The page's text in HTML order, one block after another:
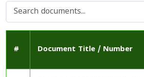
# Document Title / Number